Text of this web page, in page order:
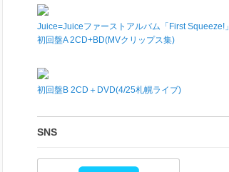
Juice=Juiceファーストアルバム「First Squeeze!」
初回盤A 2CD+BD(MVクリップス集)
初回盤B 2CD＋DVD(4/25札幌ライブ)
SNS